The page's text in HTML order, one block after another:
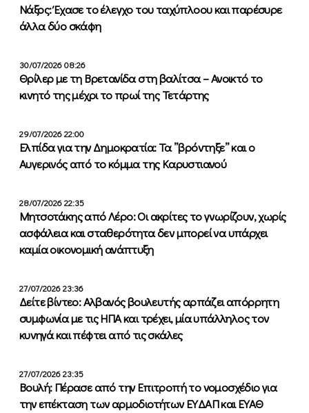
Νάξος: Έχασε το έλεγχο του ταχύπλοου και παρέσυρε
άλλα δύο σκάφη
30/07/2026 08:26
Θρίλερ με τη Βρετανίδα στη βαλίτσα – Ανοικτό το
κινητό της μέχρι το πρωί της Τετάρτης
29/07/2026 22:00
Ελπίδα για την Δημοκρατία: Τα ”βρόντηξε” και ο
Αυγερινός από το κόμμα της Καρυστιανού
28/07/2026 22:35
Μητσοτάκης από Λέρο: Οι ακρίτες το γνωρίζουν, χωρίς
ασφάλεια και σταθερότητα δεν μπορεί να υπάρχει
καμία οικονομική ανάπτυξη
27/07/2026 23:36
Δείτε βίντεο: Αλβανός βουλευτής αρπάζει απόρρητη
συμφωνία με τις ΗΠΑ και τρέχει, μία υπάλληλος τον
κυνηγά και πέφτει από τις σκάλες
27/07/2026 23:35
Βουλή: Πέρασε από την Επιτροπή το νομοσχέδιο για
την επέκταση των αρμοδιοτήτων ΕΥΔΑΠ και ΕΥΑΘ